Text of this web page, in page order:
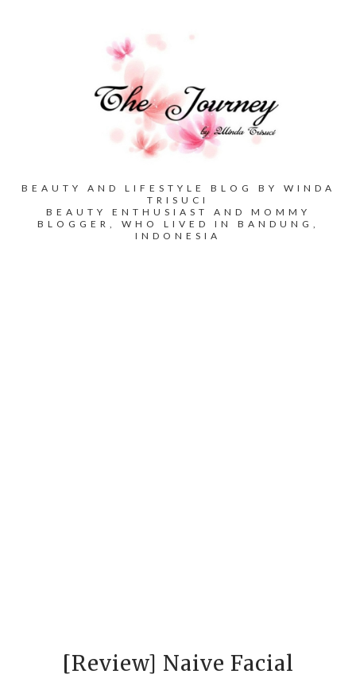
BEAUTY AND LIFESTYLE BLOG BY WINDA
TRISUCI
BEAUTY ENTHUSIAST AND MOMMY
BLOGGER, WHO LIVED IN BANDUNG,
INDONESIA
[Review] Naive Facial